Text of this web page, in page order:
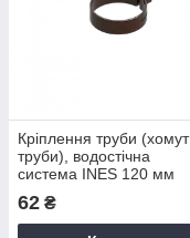
Кріплення труби (хомут
труби), водостічна
система INES 120 мм
Колір коричневий RAL
8017.
62 ₴